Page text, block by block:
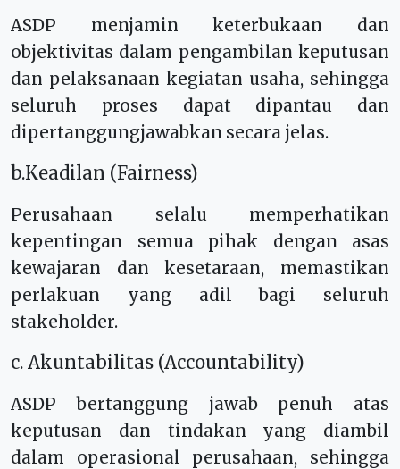
ASDP menjamin keterbukaan dan
objektivitas dalam pengambilan keputusan
dan pelaksanaan kegiatan usaha, sehingga
seluruh proses dapat dipantau dan
dipertanggungjawabkan secara jelas.
b.Keadilan (Fairness)
Perusahaan selalu memperhatikan
kepentingan semua pihak dengan asas
kewajaran dan kesetaraan, memastikan
perlakuan yang adil bagi seluruh
stakeholder.
c. Akuntabilitas (Accountability)
ASDP bertanggung jawab penuh atas
keputusan dan tindakan yang diambil
dalam operasional perusahaan, sehingga